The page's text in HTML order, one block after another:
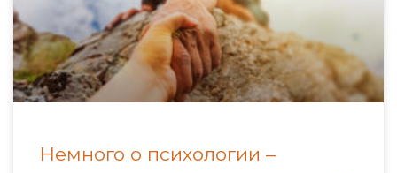
Немного о психологии –